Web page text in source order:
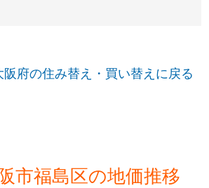
阪府の住み替え・買い替えに戻る
市福島区の地価推移